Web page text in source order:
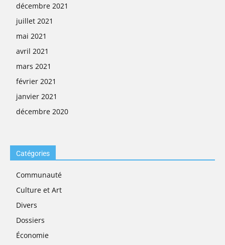
décembre 2021
juillet 2021
mai 2021
avril 2021
mars 2021
février 2021
janvier 2021
décembre 2020
Catégories
Communauté
Culture et Art
Divers
Dossiers
Économie